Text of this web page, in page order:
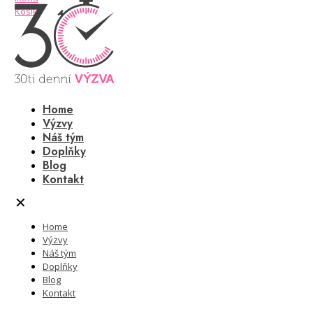
Home
Výzvy
Náš tým
Doplňky
Blog
Kontakt
✕
Home
Výzvy
Náš tým
Doplňky
Blog
Kontakt